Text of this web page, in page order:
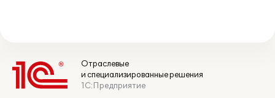
Отраслевые
и специализированные решения
1С:Предприятие